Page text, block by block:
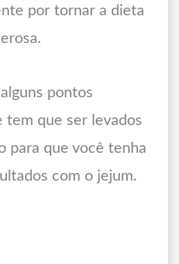
por tornar a dieta
pontos
tem que ser levados
para que você tenha
com o jejum.